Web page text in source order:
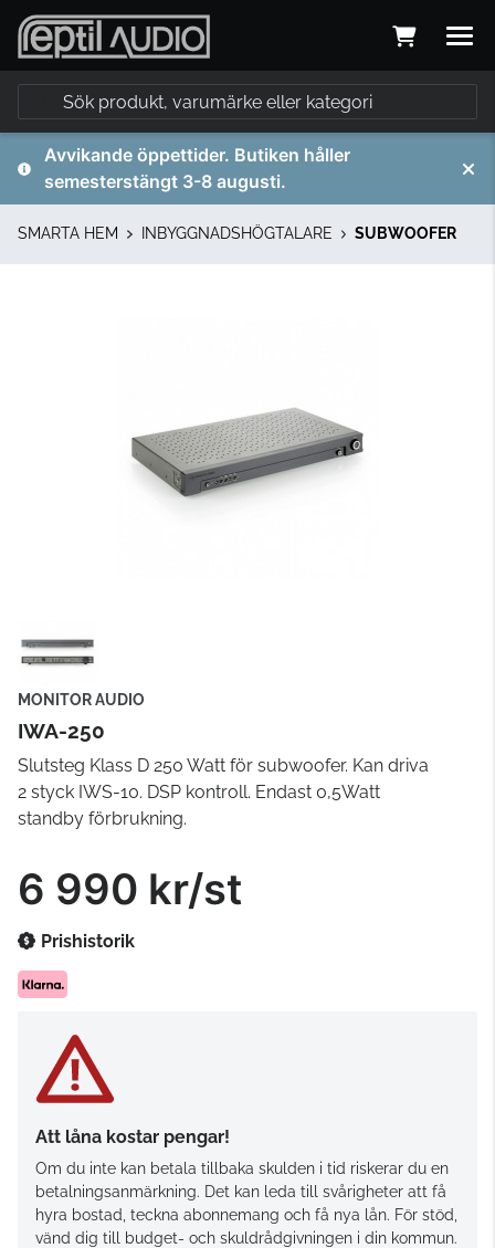
Avvikande öppettider. Butiken håller
semesterstängt 3-8 augusti.
SMARTA HEM INBYGGNADSHÖGTALARE SUBWOOFER
MONITOR AUDIO
IWA-250
Slutsteg Klass D 250 Watt för subwoofer. Kan driva
2 styck IWS-10. DSP kontroll. Endast 0,5Watt
standby förbrukning.
6 990 kr/st
Prishistorik
Att låna kostar pengar!
Om du inte kan betala tillbaka skulden i tid riskerar du en
betalningsanmärkning. Det kan leda till svårigheter att få
hyra bostad, teckna abonnemang och få nya lån. För stöd,
vänd dig till budget- och skuldrådgivningen i din kommun.